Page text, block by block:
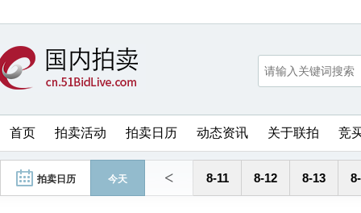
首页 拍卖活动 拍卖日历 动态资讯 关于联拍 竞
拍卖日历 今天 < 8-11 8-12 8-13